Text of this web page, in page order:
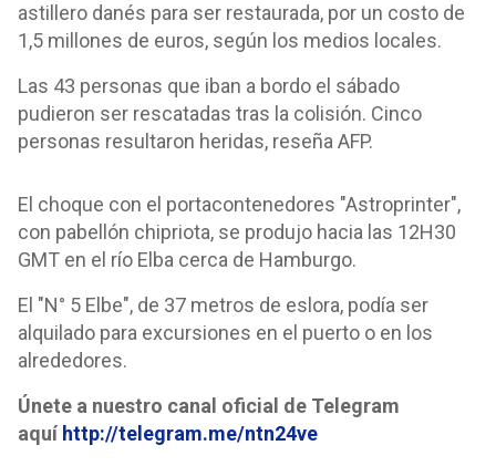
astillero danés para ser restaurada, por un costo de
1,5 millones de euros, según los medios locales.
Las 43 personas que iban a bordo el sábado
pudieron ser rescatadas tras la colisión. Cinco
personas resultaron heridas, reseña AFP.
El choque con el portacontenedores "Astroprinter",
con pabellón chipriota, se produjo hacia las 12H30
GMT en el río Elba cerca de Hamburgo.
El "N° 5 Elbe", de 37 metros de eslora, podía ser
alquilado para excursiones en el puerto o en los
alrededores.
Únete a nuestro canal oficial de Telegram
aquí http://telegram.me/ntn24ve